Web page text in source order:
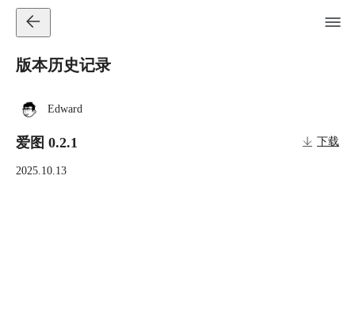
版本历史记录
Edward
爱图 0.2.1 下载
2025.10.13